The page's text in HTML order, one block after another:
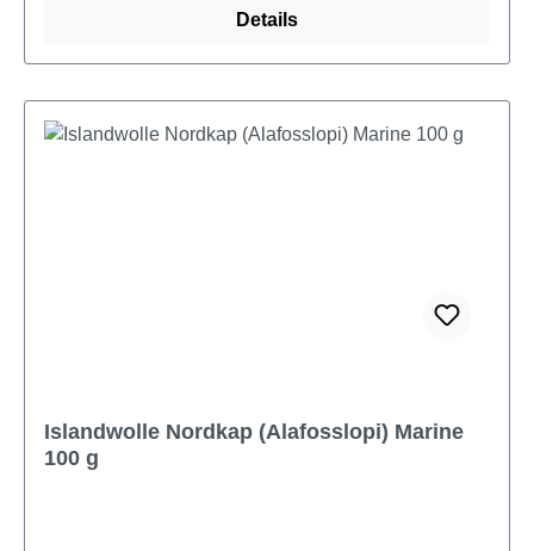
Details
Islandwolle Nordkap (Alafosslopi) Marine
100 g